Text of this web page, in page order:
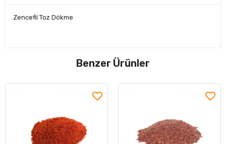
Zencefil Toz Dökme
Benzer Ürünler